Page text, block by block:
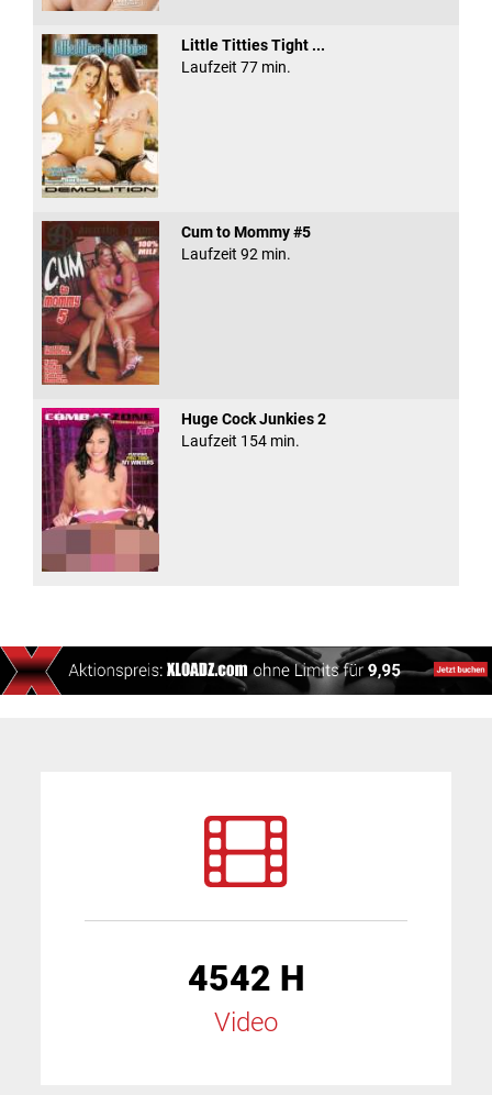
Little Titties Tight ...
Laufzeit 77 min.
Cum to Mommy #5
Laufzeit 92 min.
Huge Cock Junkies 2
Laufzeit 154 min.
4542 H
Video